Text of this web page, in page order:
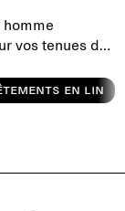
homme
vos tenues de
l'accent sur la
en lin